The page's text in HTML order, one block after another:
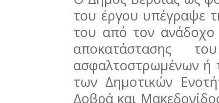
του έργου υπέγραψε
του από τον ανάδοχο
αποκατάστασης
ασφαλτοστρωμένων ή
των Δημοτικών
Δοβρά και